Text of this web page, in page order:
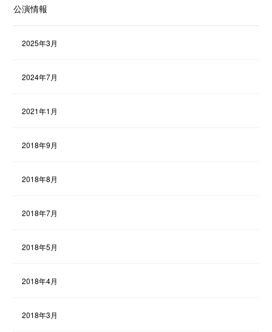
公演情報
2025年3月
2024年7月
2021年1月
2018年9月
2018年8月
2018年7月
2018年5月
2018年4月
2018年3月